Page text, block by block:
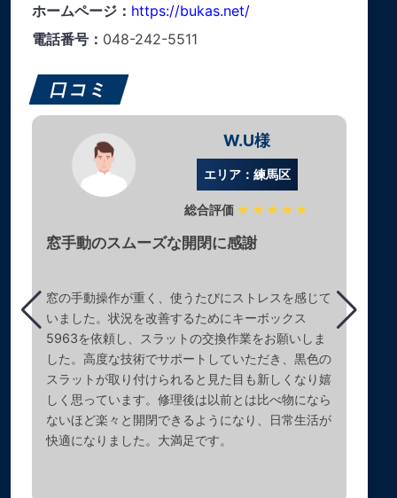
ホームページ： https://bukas.net/
電話番号： 048-242-5511
口コミ
W.U様
エリア：練馬区
総合評価 ★★★★★
窓手動のスムーズな開閉に感謝
窓の手動操作が重く、使うたびにストレスを感じて
いました。状況を改善するためにキーボックス
5963を依頼し、スラットの交換作業をお願いしま
した。高度な技術でサポートしていただき、黒色の
スラットが取り付けられると見た目も新しくなり嬉
しく思っています。修理後は以前とは比べ物になら
ないほど楽々と開閉できるようになり、日常生活が
快適になりました。大満足です。